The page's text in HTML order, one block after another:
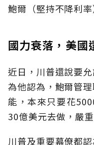
鮑爾（堅持不降利
國力衰落，美國
近日，川普還說要
為他認為，鮑爾管
能，本來只要花
30億美元去做，嚴
川普及重要幕僚都